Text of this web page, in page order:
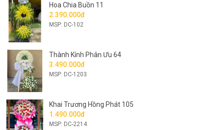
Hoa Chia Buồn 11
2.390.000đ
MSP: DC-102
Thành Kính Phân Ưu 64
3.490.000đ
MSP: DC-1203
Khai Trương Hồng Phát 105
1.490.000đ
MSP: DC-2214